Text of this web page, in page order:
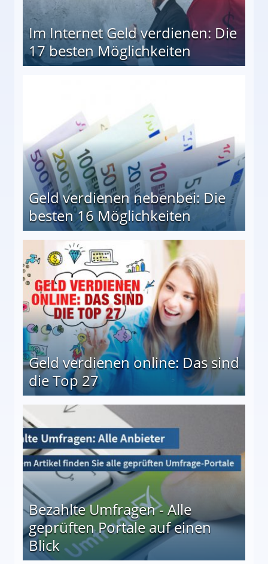
Im Internet Geld verdienen: Die
17 besten Möglichkeiten
Geld verdienen nebenbei: Die
besten 16 Möglichkeiten
Geld verdienen online: Das sind
die Top 27
Bezahlte Umfragen - Alle
geprüften Portale auf einen
Blick